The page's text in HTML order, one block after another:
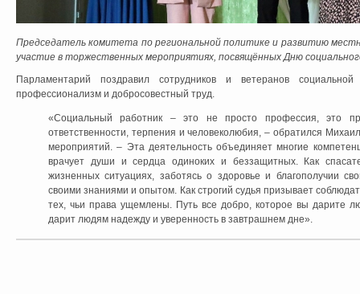
Председатель комитета по региональной политике и развитию
участие в торжественных мероприятиях, посвящённых Дню
Парламентарий поздравил сотрудников и ветеранов
профессионализм и добросовестный труд.
«Социальный работник – это не просто профессия, это
ответственности, терпения и человеколюбия, – обратился
мероприятий. – Эта деятельность объединяет многие
врачует души и сердца одиноких и беззащитных. Как
жизненных ситуациях, заботясь о здоровье и благополучии
своими знаниями и опытом. Как строгий судья призывает
тех, чьи права ущемлены. Путь все добро, которое вы дарите
дарит людям надежду и уверенность в завтрашнем дне».